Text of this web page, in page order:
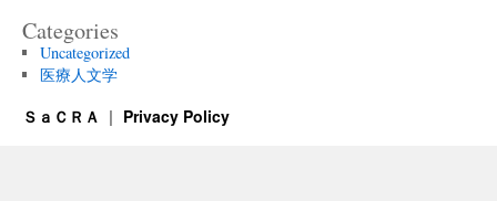
Categories
Uncategorized
医療人文学
ＳａＣＲＡ Privacy Policy